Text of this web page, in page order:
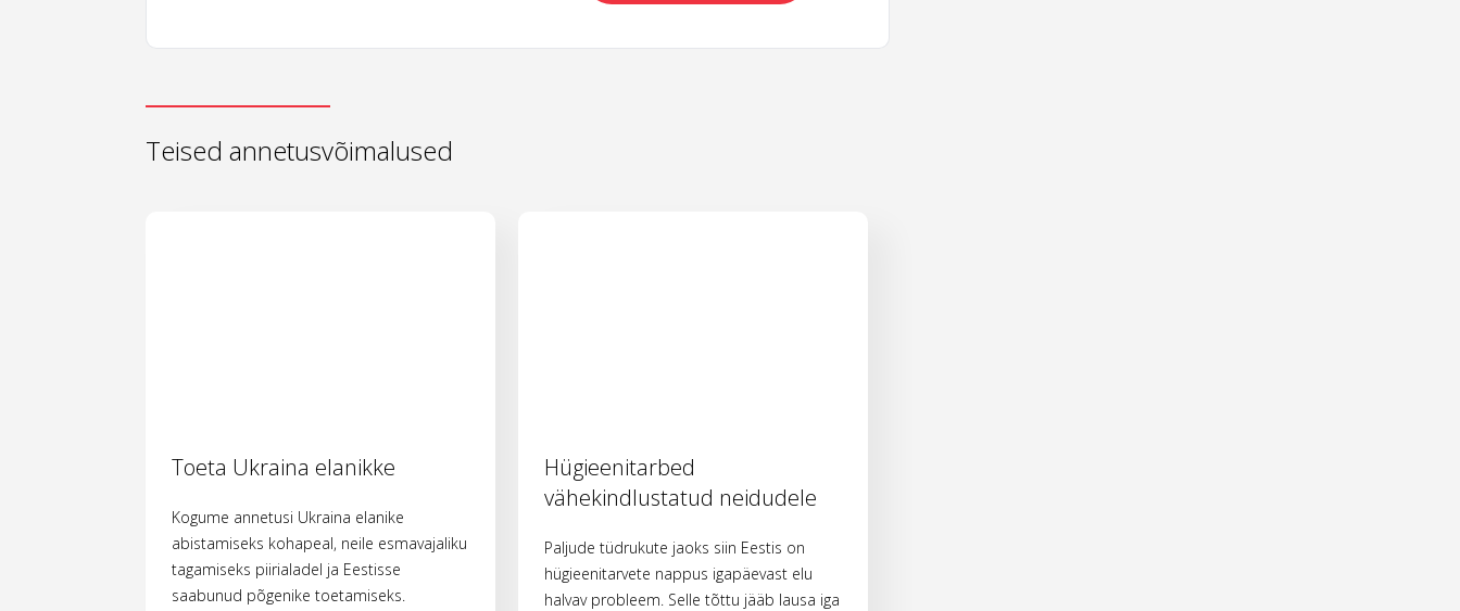
Teised annetusvõimalused
Toeta Ukraina elanikke
Kogume annetusi Ukraina elanike
abistamiseks kohapeal, neile esmavajaliku
tagamiseks piirialadel ja Eestisse
saabunud põgenike toetamiseks.
Hügieenitarbed
vähekindlustatud neidudele
Paljude tüdrukute jaoks siin Eestis on
hügieenitarvete nappus igapäevast elu
halvav probleem. Selle tõttu jääb lausa iga